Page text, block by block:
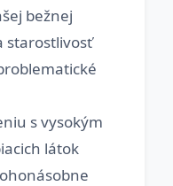
bežnej
starostlivosť
s vysokým
látok